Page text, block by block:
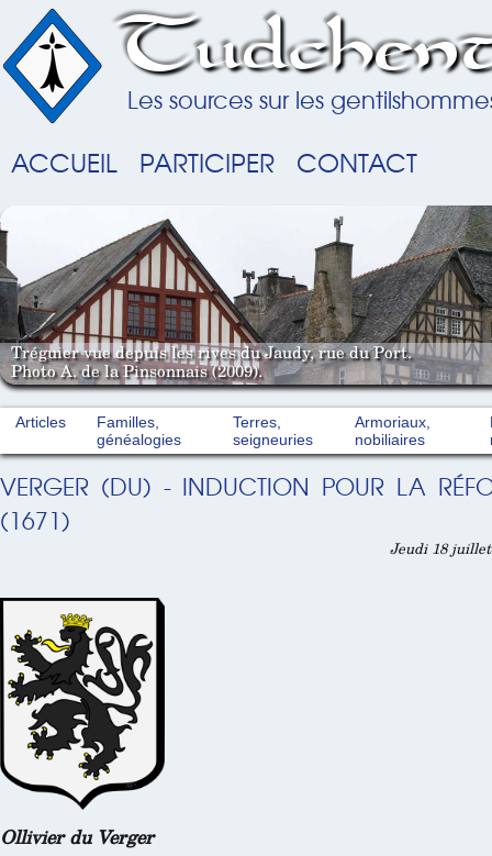
Les sources sur les
ACCUEIL PARTICIPER CONTACT
Tréguier vue depuis les rives du Jaudy, rue du Port.
Photo A. de la Pinsonnais (2009).
Articles
Familles,
généalogies
Terres,
seigneuries
Armoriaux,
nobiliaires
VERGER (DU) - INDUCTION POUR LA
(1671)
Jeudi 18
Ollivier du Verger